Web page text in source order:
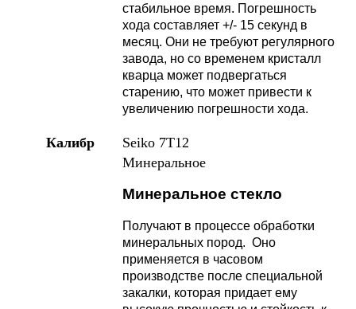
стабильное время. Погрешность
хода составляет +/- 15 секунд в
месяц. Они не требуют регулярного
завода, но со временем кристалл
кварца может подвергаться
старению, что может привести к
увеличению погрешности хода.
Калибр Seiko 7T12
Минеральное
Минеральное стекло
Получают в процессе обработки
минеральных пород. Оно
применяется в часовом
производстве после специальной
закалки, которая придает ему